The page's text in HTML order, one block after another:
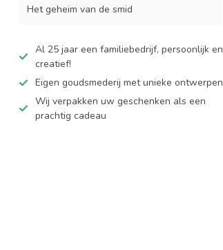
Het geheim van de smid
Al 25 jaar een familiebedrijf, persoonlijk en
creatief!
Eigen goudsmederij met unieke ontwerpen
Wij verpakken uw geschenken als een
prachtig cadeau